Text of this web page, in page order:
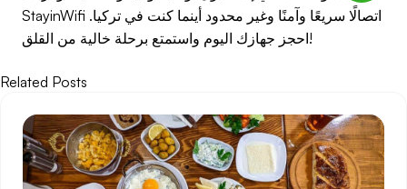
StayinWifi اتصالًا سريعًا وآمنًا وغير محدود أينما كنت في تركيا.
احجز جهازك اليوم واستمتع برحلة خالية من القلق!
Related Posts